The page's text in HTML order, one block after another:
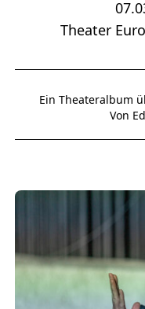
Theater
Ein Theateralbum
Von